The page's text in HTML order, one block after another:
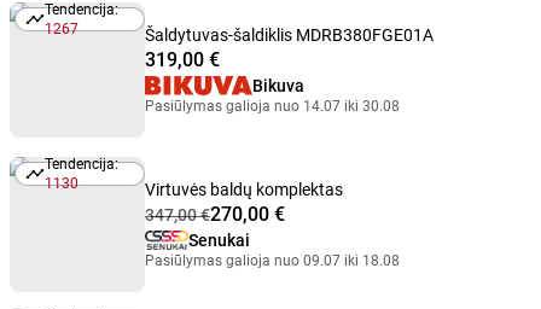
Tendencija: 1267
Tendencija:
1267
Šaldytuvas-šaldiklis MDRB380FGE01A
319,00 €
Bikuva
Pasiūlymas galioja nuo 14.07 iki 30.08
Tendencija: 1130
Tendencija:
1130
Virtuvės baldų komplektas
347,00 €270,00 €
Senukai
Pasiūlymas galioja nuo 09.07 iki 18.08